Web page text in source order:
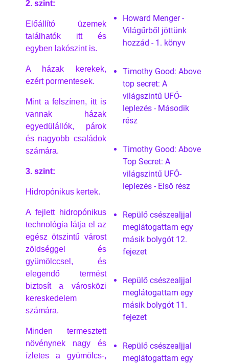
2. szint:
Előállító üzemek
találhatók itt és
egyben lakószint is.
A házak kerekek,
ezért pormentesek.
Mint a felszínen, itt is
vannak házak
egyedülállók, párok
és nagyobb családok
számára.
3. szint:
Hidropónikus kertek.
A fejlett hidropónikus
technológia látja el az
egész ötszintű várost
zöldséggel és
gyümölccsel, és
elegendő termést
biztosít a városközi
kereskedelem
számára.
Minden termesztett
növénynek nagy és
ízletes a gyümölcs-,
Howard Menger -
Világűrből jöttünk
hozzád - 1. könyv
Timothy Good: Above
top secret: A
világszintű UFÓ-
leplezés - Második
rész
Timothy Good: Above
Top Secret: A
világszintű UFÓ-
leplezés - Első rész
Repülő csészealjjal
meglátogattam egy
másik bolygót 12.
fejezet
Repülő csészealjjal
meglátogattam egy
másik bolygót 11.
fejezet
Repülő csészealjjal
meglátogattam egy